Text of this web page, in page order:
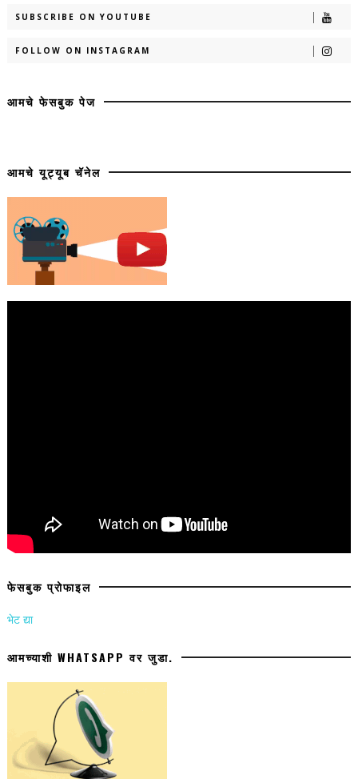
SUBSCRIBE ON YOUTUBE
FOLLOW ON INSTAGRAM
आमचे फेसबुक पेज
आमचे यूट्यूब चॅनेल
फेसबुक प्रोफाइल
भेट द्या
आमच्याशी WHATSAPP वर जुडा.